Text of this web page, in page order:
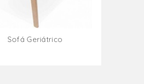
Sofá Geriátrico